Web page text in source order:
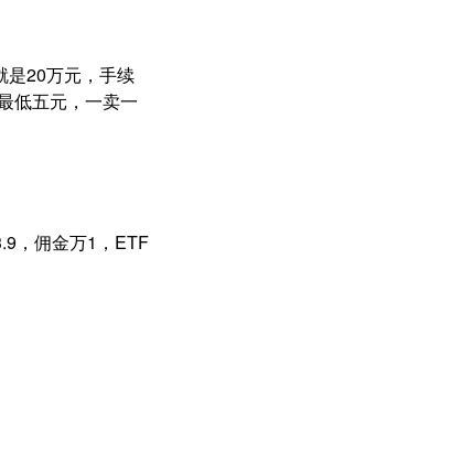
是20万元，手续
低五元，一卖一
，佣金万1，ETF